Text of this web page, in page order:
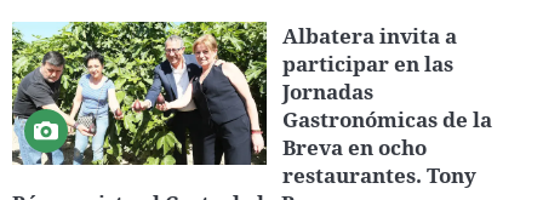
Albatera invita a
participar en las
Jornadas
Gastronómicas de la
Breva en ocho
restaurantes. Tony